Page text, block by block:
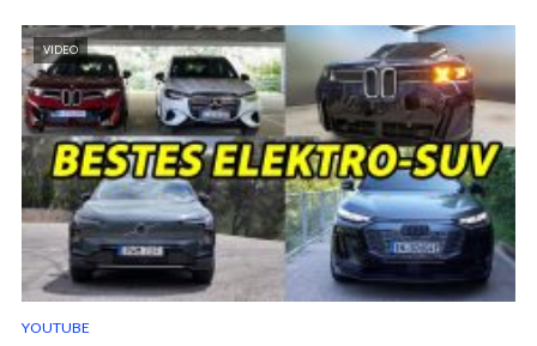
VIDEO
YOUTUBE